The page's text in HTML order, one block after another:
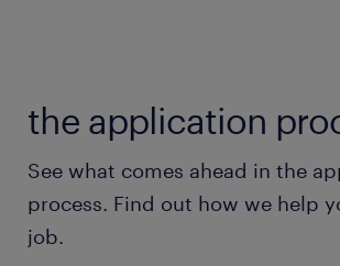
the application
See what comes ahead in the
process. Find out how we help
job.